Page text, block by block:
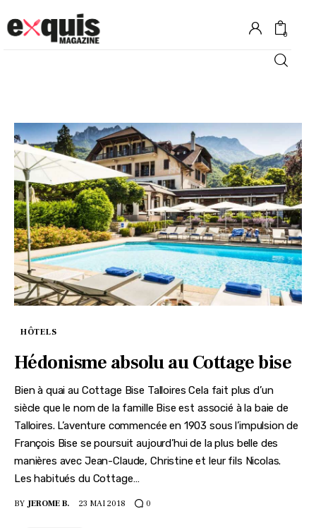
0
Gastronomie
Recettes
Shopping
Évènements
HÔTELS
Hédonisme absolu au Cottage bise
Bien à quai au Cottage Bise Talloires Cela fait plus d’un
siècle que le nom de la famille Bise est associé à la baie de
Talloires. L’aventure commencée en 1903 sous l’impulsion de
François Bise se poursuit aujourd’hui de la plus belle des
manières avec Jean-Claude, Christine et leur fils Nicolas.
Les habitués du Cottage…
BY JEROME B. 23 MAI 2018 0